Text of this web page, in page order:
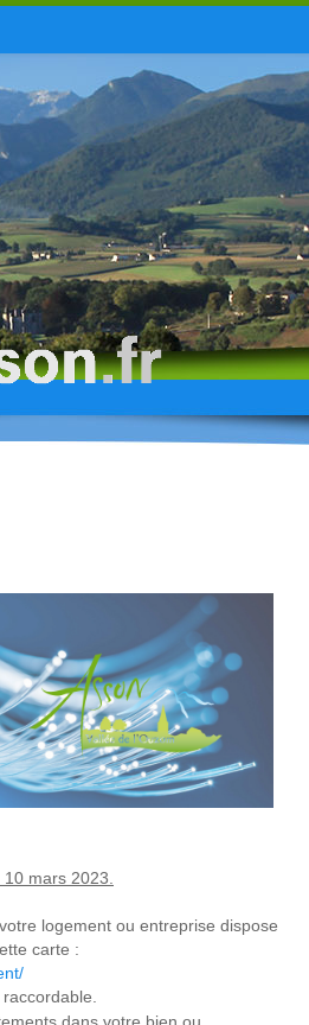
mars 2023.
logement ou entreprise dispose
carte :